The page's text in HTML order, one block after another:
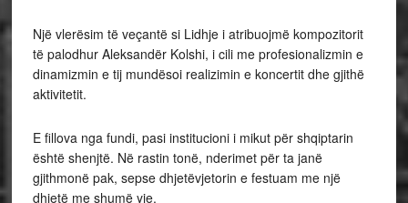
Një vlerësim të veçantë si Lidhje i atribuojmë kompozitorit
të palodhur Aleksandër Kolshi, i cili me profesionalizmin e
dinamizmin e tij mundësoi realizimin e koncertit dhe gjithë
aktivitetit.
E fillova nga fundi, pasi institucioni i mikut për shqiptarin
është shenjtë. Në rastin tonë, nderimet për ta janë
gjithmonë pak, sepse dhjetëvjetorin e festuam me një
dhjetë me shumë yje.